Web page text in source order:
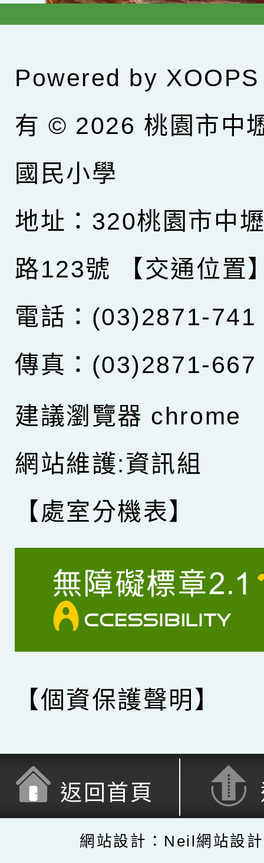
Powered by XOOPS
有 © 2026 桃園市中
國民小學
地址：320桃園市中
路123號
【交通位置
電話：(03)2871-741
傳真：(03)2871-667
建議瀏覽器 chrome
網站維護:資訊組
【處室分機表】
【個資保護聲明】
返回首頁
網站設計：Neil網站設